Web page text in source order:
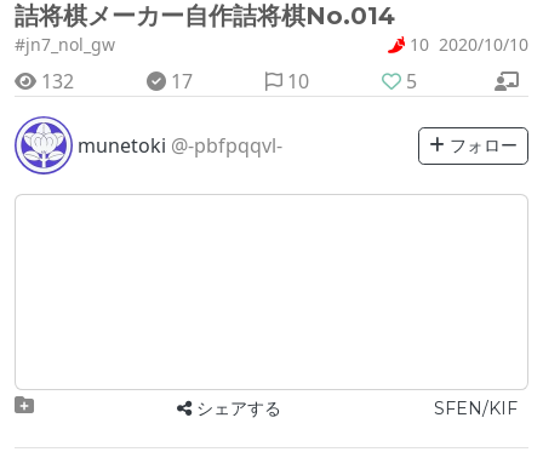
詰将棋メーカー自作詰将棋No.014
#jn7_nol_gw 10 2020/10/10
132 17 10 5
munetoki @-pbfpqqvl- フォロー
シェアする SFEN/KIF